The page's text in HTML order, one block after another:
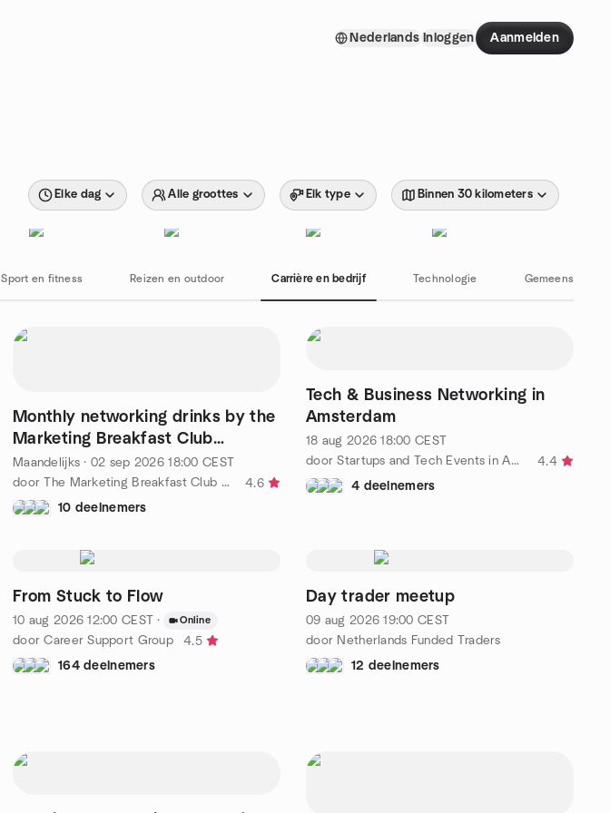
Nederlands Inloggen Aanmelden
Elke dag Alle groottes Elk type Binnen 30 kilometers
Sport en fitness Reizen en outdoor Carrière en bedrijf Technologie Gemeenschap
Monthly networking drinks by the
Marketing Breakfast Club
Amsterdam (MBCA)
Maandelijks · 02 sep 2026 18:00 CEST
door The Marketing Breakfast Club Amsterdam
4.6
10 deelnemers
Tech & Business Networking in
Amsterdam
18 aug 2026 18:00 CEST
door Startups and Tech Events in Amsterdam
4.4
4 deelnemers
From Stuck to Flow
10 aug 2026 12:00 CEST · Online
door Career Support Group
4.5
164 deelnemers
Day trader meetup
09 aug 2026 19:00 CEST
door Netherlands Funded Traders
12 deelnemers